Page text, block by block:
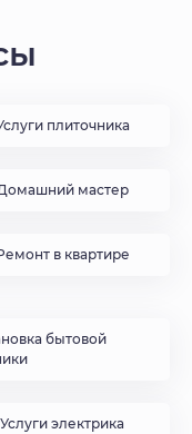
плиточника
мастер
в квартире
бытовой
Услуги электрика